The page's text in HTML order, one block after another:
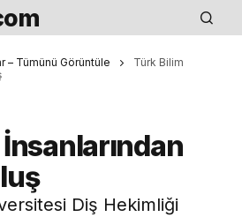
– Tümünü Görüntüle
Türk Bilim
Diş Hekimliği